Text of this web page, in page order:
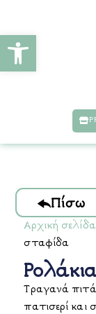
Ανοίξτε τη γραμμή
Πίσω
Αρχική σελίδα
σταφίδα
Tραγανά
πατισερί και